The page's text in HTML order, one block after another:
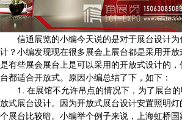
信通展览的小编今天说的是对于展台设计为
计？小编发现现在很多展会上展台都是采用开
是有些展会展台上是可以采用的开放式设计的
台都适合开放式。原因小编总结了下，如下：
1. 在展馆不允许吊点的情况下，为了展台的
放式展台设计。因为开放式展台设计安置照明
个展台比较暗。小编举个例子来说，上海虹桥